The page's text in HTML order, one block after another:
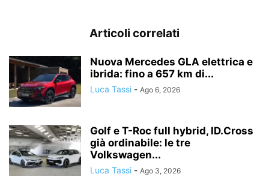
Articoli correlati
Nuova Mercedes GLA elettrica e
ibrida: fino a 657 km di...
Luca Tassi - Ago 6, 2026
Golf e T-Roc full hybrid, ID.Cross
già ordinabile: le tre
Volkswagen...
Luca Tassi - Ago 3, 2026